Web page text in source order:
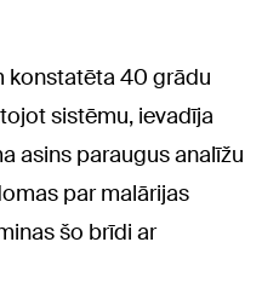
konstatēta 40 grādu
sistēmu, ievadīja
asins paraugus analīžu
par malārijas
šo brīdi ar